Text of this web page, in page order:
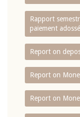
Rapport
paiement
Report on
Report on
Report on